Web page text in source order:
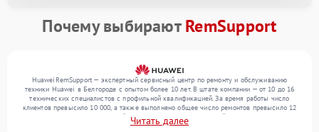
Почему выбираютRemSupport
HuaweiRemSupport — экспертный сервисный центр по ремонту и обслуживанию
техники Huawei в Белгороде с опытом более 10 лет. В штате компании — от 10 до 16
технических специалистов с профильной квалификацией. За время работы число
клиентов превысило 10 000, а также выполнено общее число ремонтов превысило 12
000. Ежемесячно в сервисный центр поступает от 300 устройств, включая , , . Мы
выполняем ремонт различного уровня сложности и обеспечиваем надежный
Читать далее